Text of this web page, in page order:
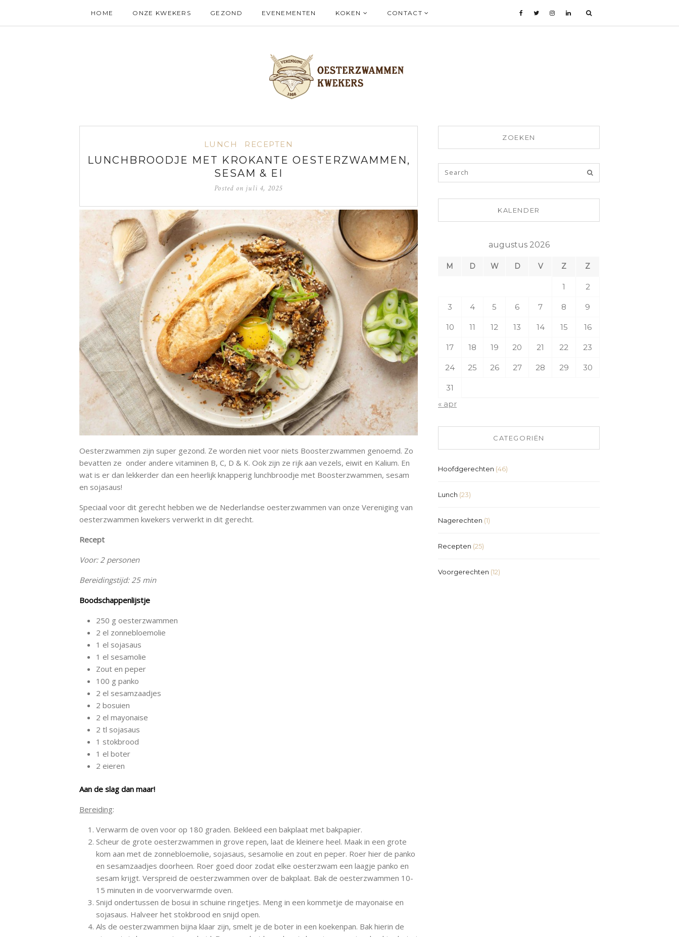
HOME ONZE KWEKERS GEZOND EVENEMENTEN KOKEN CONTACT
LUNCH RECEPTEN
LUNCHBROODJE MET KROKANTE OESTERZWAMMEN,
SESAM & EI
Posted on juli 4, 2025
Oesterzwammen zijn super gezond. Ze worden niet voor niets Boosterzwammen genoemd. Zo
bevatten ze onder andere vitaminen B, C, D & K. Ook zijn ze rijk aan vezels, eiwit en Kalium. En
wat is er dan lekkerder dan een heerlijk knapperig lunchbroodje met Boosterzwammen, sesam
en sojasaus!
Speciaal voor dit gerecht hebben we de Nederlandse oesterzwammen van onze Vereniging van
oesterzwammen kwekers verwerkt in dit gerecht.
Recept
Voor: 2 personen
Bereidingstijd: 25 min
Boodschappenlijstje
250 g oesterzwammen
2 el zonnebloemolie
1 el sojasaus
1 el sesamolie
Zout en peper
100 g panko
2 el sesamzaadjes
2 bosuien
2 el mayonaise
2 tl sojasaus
1 stokbrood
1 el boter
2 eieren
Aan de slag dan maar!
Bereiding:
Verwarm de oven voor op 180 graden. Bekleed een bakplaat met bakpapier.
Scheur de grote oesterzwammen in grove repen, laat de kleinere heel. Maak in een grote
kom aan met de zonnebloemolie, sojasaus, sesamolie en zout en peper. Roer hier de panko
en sesamzaadjes doorheen. Roer goed door zodat elke oesterzwam een laagje panko en
sesam krijgt. Verspreid de oesterzwammen over de bakplaat. Bak de oesterzwammen 10-
15 minuten in de voorverwarmde oven.
Snijd ondertussen de bosui in schuine ringetjes. Meng in een kommetje de mayonaise en
sojasaus. Halveer het stokbrood en snijd open.
Als de oesterzwammen bijna klaar zijn, smelt je de boter in een koekenpan. Bak hierin de
ZOEKEN
KALENDER
augustus 2026
M D W D V Z Z
1 2
3 4 5 6 7 8 9
10 11 12 13 14 15 16
17 18 19 20 21 22 23
24 25 26 27 28 29 30
31
« apr
CATEGORIËN
Hoofdgerechten (46)
Lunch (23)
Nagerechten (1)
Recepten (25)
Voorgerechten (12)